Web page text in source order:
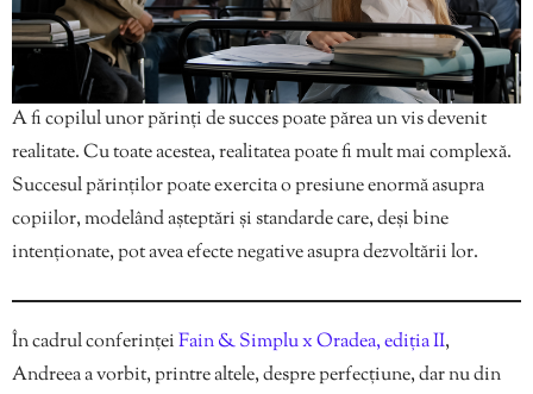
A fi copilul unor părinți de succes poate părea un vis devenit
realitate. Cu toate acestea, realitatea poate fi mult mai complexă.
Succesul părinților poate exercita o presiune enormă asupra
copiilor, modelând așteptări și standarde care, deși bine
intenționate, pot avea efecte negative asupra dezvoltării lor.
În cadrul conferințeiFain & Simplu x Oradea, ediția II,
Andreea a vorbit, printre altele, despre perfecțiune, dar nu din